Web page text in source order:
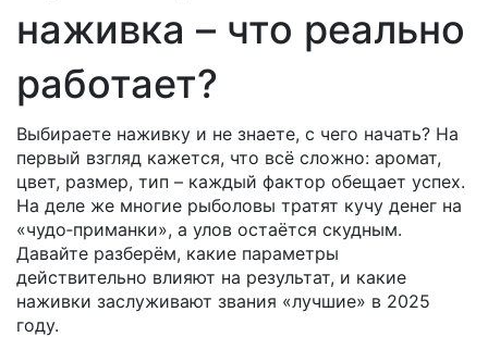
наживка – что реально
работает?
Выбираете наживку и не знаете, с чего начать? На
первый взгляд кажется, что всё сложно: аромат,
цвет, размер, тип – каждый фактор обещает успех.
На деле же многие рыболовы тратят кучу денег на
«чудо‑приманки», а улов остаётся скудным.
Давайте разберём, какие параметры
действительно влияют на результат, и какие
наживки заслуживают звания «лучшие» в 2025
году.